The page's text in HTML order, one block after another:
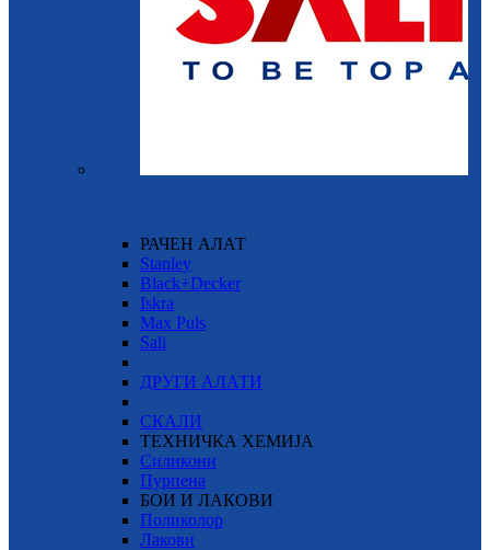
РАЧЕН АЛАТ
Stanley
Black+Decker
Iskra
Max Puls
Sali
ДРУГИ АЛАТИ
СКАЛИ
ТЕХНИЧКА ХЕМИЈА
Силикони
Пурпена
БОИ И ЛАКОВИ
Поликолор
Лакови